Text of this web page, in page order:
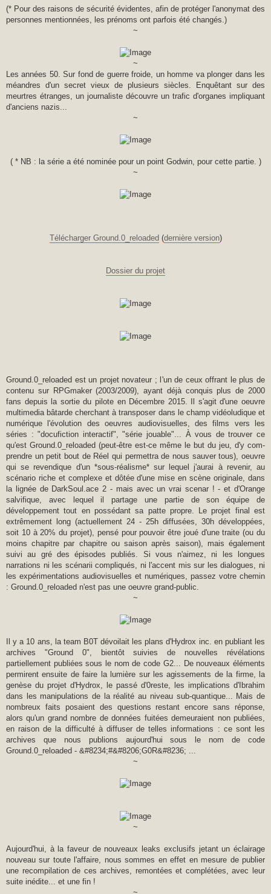
(* Pour des raisons de sécurité évidentes, afin de protéger l'anonymat des
personnes mentionnées, les prénoms ont parfois été changés.)
~
~
Les années 50. Sur fond de guerre froide, un homme va plonger dans les
méandres d'un secret vieux de plusieurs siècles. Enquêtant sur des
meurtres étranges, un journaliste découvre un trafic d'organes impliquant
d'anciens nazis...
~
( * NB : la série a été nominée pour un point Godwin, pour cette partie. )
~
Télécharger Ground.0_reloaded (dernière version)
Dossier du projet
Ground.0_reloaded est un projet novateur ; l'un de ceux offrant le plus de
contenu sur RPGmaker (2003/2009), ayant déjà conquis plus de 2000
fans depuis la sortie du pilote en Décembre 2015. Il s'agit d'une oeuvre
multimedia bâtarde cherchant à transposer dans le champ vidéoludique et
numérique l'évolution des oeuvres audiovisuelles, des films vers les
séries : "docufiction interactif", "série jouable"... À vous de trouver ce
qu'est Ground.0_reloaded (peut-être est-ce même le but du jeu, d'y com-
prendre un petit bout de Réel qui permettra de nous sauver tous), oeuvre
qui se revendique d'un *sous-réalisme* sur lequel j'aurai à revenir, au
scénario riche et complexe et dôtée d'une mise en scène originale, dans
la lignée de DarkSoul.ace 2 - mais avec un vrai scenar ! - et d'Orange
salvifique, avec lequel il partage une partie de son équipe de
développement tout en possédant sa patte propre. Le projet final est
extrêmement long (actuellement 24 - 25h diffusées, 30h développées,
soit 10 à 20% du projet), pensé pour pouvoir être joué d'une traite (ou du
moins chapitre par chapitre ou saison après saison), mais également
suivi au gré des épisodes publiés. Si vous n'aimez, ni les longues
narrations ni les scénarii compliqués, ni l'accent mis sur les dialogues, ni
les expérimentations audiovisuelles et numériques, passez votre chemin
: Ground.0_reloaded n'est pas une oeuvre grand-public.
~
Il y a 10 ans, la team B0T dévoilait les plans d'Hydrox inc. en publiant les
archives "Ground 0", bientôt suivies de nouvelles révélations
partiellement publiées sous le nom de code G2... De nouveaux éléments
permirent ensuite de faire la lumière sur les agissements de la firme, la
genèse du projet d'Hydrox, le passé d'0reste, les implications d'Ibrahim
dans les manipulations de la réalité au niveau sub-quantique... Mais de
nombreux faits posaient des questions restant encore sans réponse,
alors qu'un grand nombre de données fuitées demeuraient non publiées,
en raison de la difficulté à diffuser de telles informations : ce sont les
archives que nous publions aujourd'hui sous le nom de code
Ground.0_reloaded - &#8234;#&#8206;G0R&#8236; ...
~
~
Aujourd'hui, à la faveur de nouveaux leaks exclusifs jetant un éclairage
nouveau sur toute l'affaire, nous sommes en effet en mesure de publier
une recompilation de ces archives, remontées et complétées, avec leur
suite inédite... et une fin !